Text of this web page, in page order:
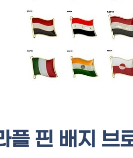
플 핀 배지 브